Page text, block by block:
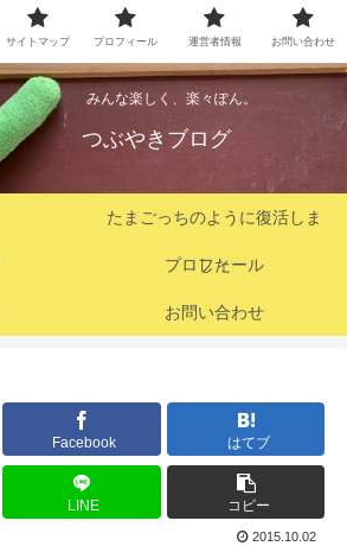
みんな楽しく、楽々ぽん。
つぶやきブログ
たまごっちのように復活しま
した
プロフィール
お問い合わせ
Facebook はてブ
LINE コピー
2015.10.02
サイトマップ プロフィール 運営者情報 お問い合わせ